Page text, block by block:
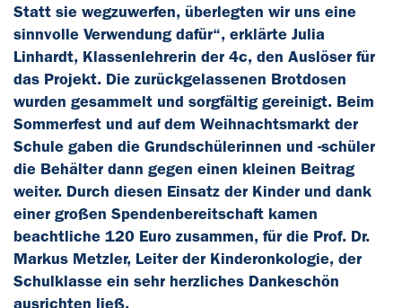
Statt sie wegzuwerfen, überlegten wir uns eine
sinnvolle Verwendung dafür“, erklärte Julia
Linhardt, Klassenlehrerin der 4c, den Auslöser für
das Projekt. Die zurückgelassenen Brotdosen
wurden gesammelt und sorgfältig gereinigt. Beim
Sommerfest und auf dem Weihnachtsmarkt der
Schule gaben die Grundschülerinnen und -schüler
die Behälter dann gegen einen kleinen Beitrag
weiter. Durch diesen Einsatz der Kinder und dank
einer großen Spendenbereitschaft kamen
beachtliche 120 Euro zusammen, für die Prof. Dr.
Markus Metzler, Leiter der Kinderonkologie, der
Schulklasse ein sehr herzliches Dankeschön
ausrichten ließ.